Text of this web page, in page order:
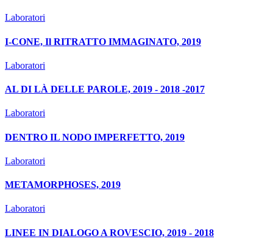
Laboratori
I-CONE, Il RITRATTO IMMAGINATO, 2019
Laboratori
AL DI LÀ DELLE PAROLE, 2019 - 2018 -2017
Laboratori
DENTRO IL NODO IMPERFETTO, 2019
Laboratori
METAMORPHOSES, 2019
Laboratori
LINEE IN DIALOGO A ROVESCIO, 2019 - 2018